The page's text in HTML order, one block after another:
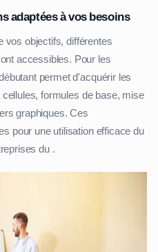
adaptées à vos besoins
vos objectifs, différentes
accessibles. Pour les
permet d'acquérir les
formules de base, mise
graphiques. Ces
pour une utilisation efficace du
du .